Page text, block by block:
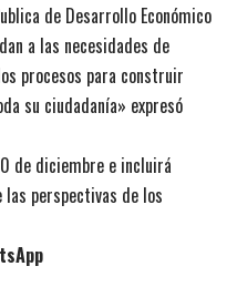
de Desarrollo Económico
a las necesidades de
procesos para construir
su ciudadanía» expresó
de diciembre e incluirá
perspectivas de los